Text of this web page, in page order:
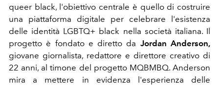
queer black, l'obiettivo centrale è quello di costruire
una piattaforma digitale per celebrare l'esistenza
delle identità LGBTQ+ black nella società italiana. Il
progetto è fondato e diretto da Jordan Anderson,
giovane giornalista, redattore e direttore creativo di
22 anni, al timone del progetto MQBMBQ. Anderson
mira a mettere in evidenza l'esperienza delle